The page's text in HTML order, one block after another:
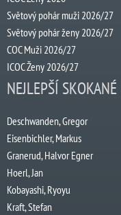
Světový pohár muži 2026/27
Světový pohár ženy 2026/27
COC Muži 2026/27
ICOC Ženy 2026/27
NEJLEPŠÍ SKOKANÉ
Deschwanden, Gregor
Eisenbichler, Markus
Granerud, Halvor Egner
Hoerl, Jan
Kobayashi, Ryoyu
Kraft, Stefan